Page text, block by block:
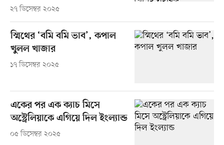
২৭ ডিসেম্বর ২০২৫
স্মিথের ‘বমি বমি ভাব’, কপাল
খুলল খাজার
১৭ ডিসেম্বর ২০২৫
একের পর এক ক্যাচ মিসে
অস্ট্রেলিয়াকে এগিয়ে দিল ইংল্যান্ড
০৫ ডিসেম্বর ২০২৫